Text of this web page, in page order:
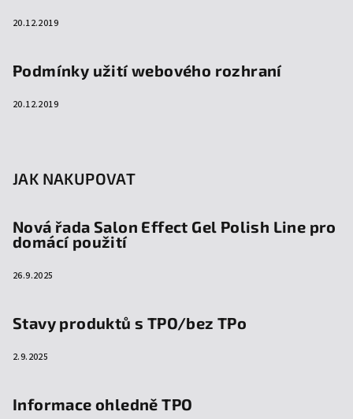
20.12.2019
Podmínky užití webového rozhraní
20.12.2019
JAK NAKUPOVAT
Nová řada Salon Effect Gel Polish Line pro
domácí použití
26.9.2025
Stavy produktů s TPO/bez TPo
2.9.2025
Informace ohledně TPO